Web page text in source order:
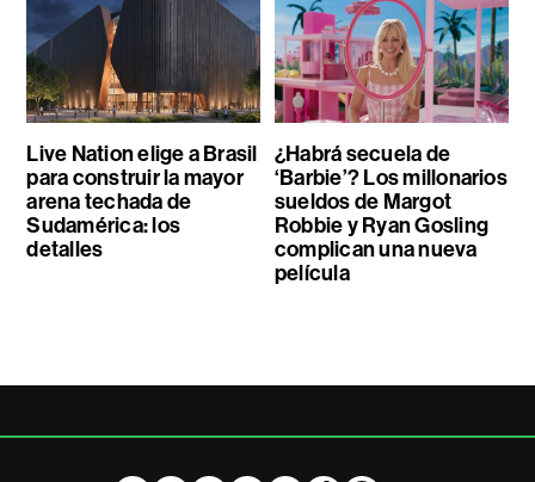
Live Nation elige a Brasil
para construir la mayor
arena techada de
Sudamérica: los
detalles
¿Habrá secuela de
‘Barbie’? Los millonarios
sueldos de Margot
Robbie y Ryan Gosling
complican una nueva
película